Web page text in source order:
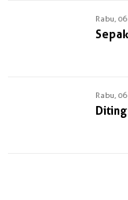
Rabu,
Rabu,